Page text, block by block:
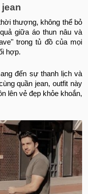
thượng, không thể bỏ
giữa áo thun nâu và
trong tủ đồ của mọi
hợp.
đến sự thanh lịch và
quần jean, outfit này
lên vẻ đẹp khỏe khoắn,